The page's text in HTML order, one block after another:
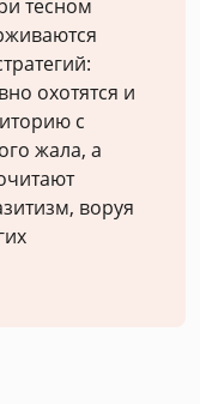
тесном
охотятся и
с
жала, а
воруя